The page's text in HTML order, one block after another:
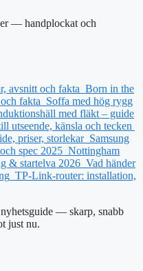
— handplockat och
avsnitt och fakta Born in the
fakta Soffa med hög rygg
med fläkt – guide
utseende, känsla och tecken
priser, storlekar Samsung
spec 2025 Nottingham
& startelva 2026 Vad händer
TP-Link-router: installation,
— skarp, snabb
just nu.